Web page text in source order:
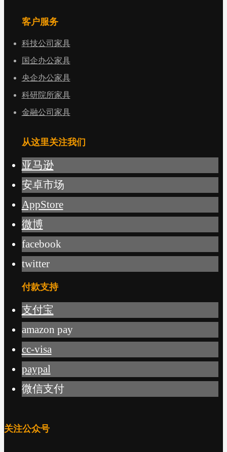
客户服务
科技公司家具
国企办公家具
央企办公家具
科研院所家具
金融公司家具
从这里关注我们
亚马逊
安卓市场
AppStore
微博
facebook
twitter
付款支持
支付宝
amazon pay
cc-visa
paypal
微信支付
关注公众号